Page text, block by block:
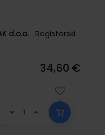
d.o.o.
Registarski
34,60 €